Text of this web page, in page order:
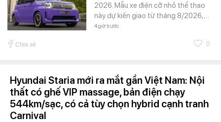
2026. Mẫu xe điện cỡ nhỏ thể thao
này dự kiến giao từ tháng 8/2026,…
4 giờ trước
Chia sẻ 0
Hyundai Staria mới ra mắt gần Việt Nam: Nội
thất có ghế VIP massage, bản điện chạy
544km/sạc, có cả tùy chọn hybrid cạnh tranh
Carnival